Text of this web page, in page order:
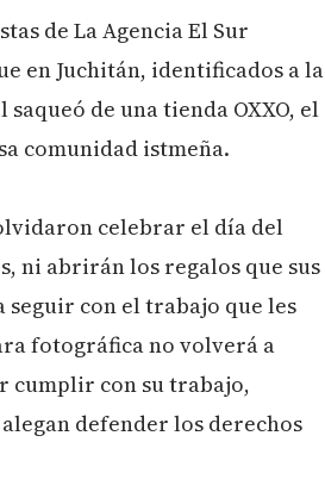
de La Agencia El Sur
en Juchitán, identificados a la
de una tienda OXXO, el
comunidad istmeña.
celebrar el día del
ni abrirán los regalos que sus
seguir con el trabajo que les
fotográfica no volverá a
cumplir con su trabajo,
defender los derechos